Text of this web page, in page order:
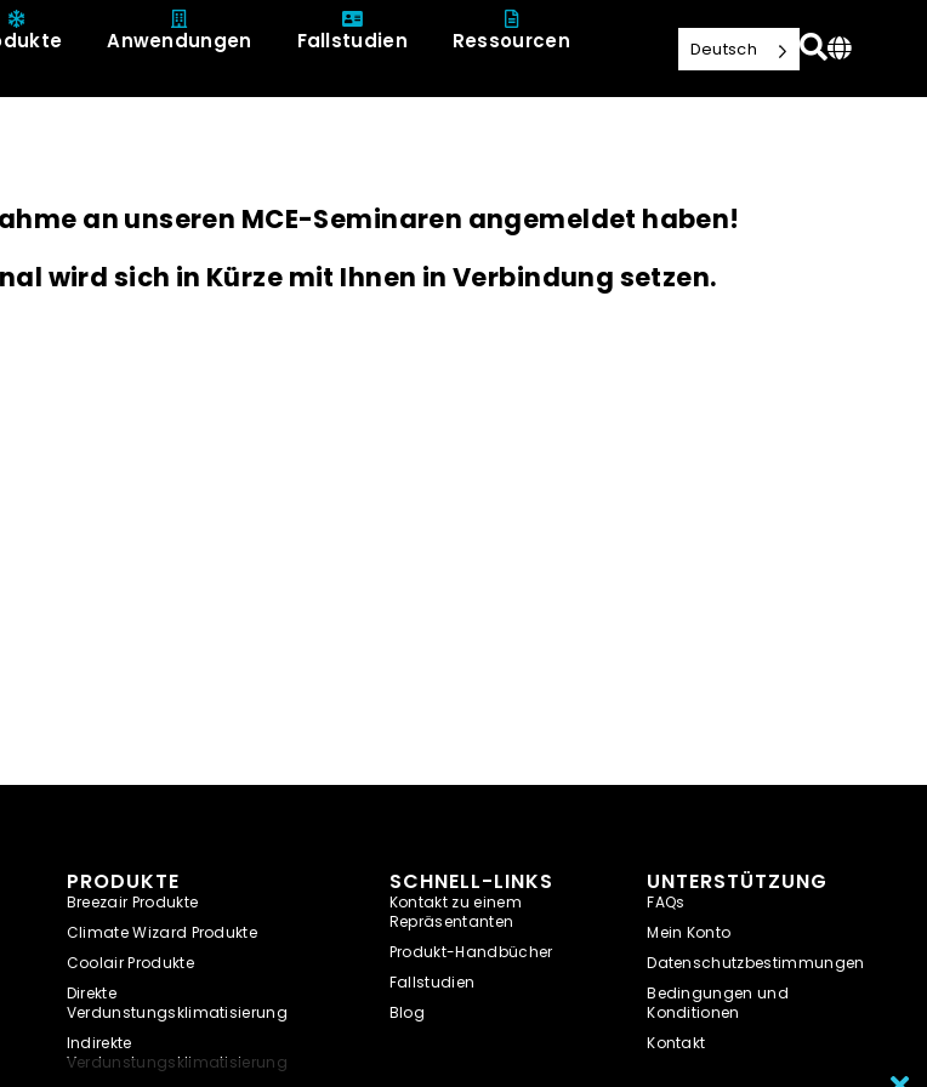
Anwendungen Fallstudien Ressourcen Deutsch
an unseren MCE-Seminaren angemeldet haben!
wird sich in Kürze mit Ihnen in Verbindung setzen.
PRODUKTE
Breezair Produkte
Climate Wizard Produkte
Coolair Produkte
Direkte
Verdunstungsklimatisierung
Indirekte
Verdunstungsklimatisierung
SCHNELL-LINKS
Kontakt zu einem
Repräsentanten
Produkt-Handbücher
Fallstudien
Blog
UNTERSTÜTZUNG
FAQs
Mein Konto
Datenschutzbestimmungen
Bedingungen und
Konditionen
Kontakt